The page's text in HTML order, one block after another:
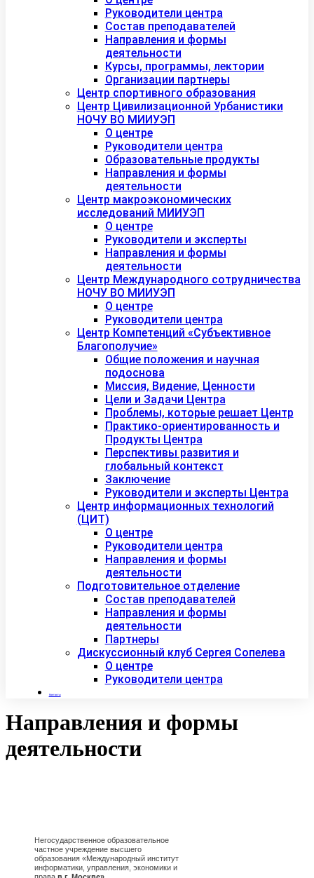
Руководители центра
Состав преподавателей
Направления и формы
деятельности
Курсы, программы, лектории
Организации партнеры
Центр спортивного образования
Центр Цивилизационной Урбанистики
НОЧУ ВО МИИУЭП
О центре
Руководители центра
Образовательные продукты
Направления и формы
деятельности
Центр макроэкономических
исследований МИИУЭП
О центре
Руководители и эксперты
Направления и формы
деятельности
Центр Международного сотрудничества
НОЧУ ВО МИИУЭП
О центре
Руководители центра
Центр Компетенций «Субъективное
Благополучие»
Общие положения и научная
подоснова
Миссия, Видение, Ценности
Цели и Задачи Центра
Проблемы, которые решает Центр
Практико-ориентированность и
Продукты Центра
Перспективы развития и
глобальный контекст
Заключение
Руководители и эксперты Центра
Центр информационных технологий
(ЦИТ)
О центре
Руководители центра
Направления и формы
деятельности
Подготовительное отделение
Состав преподавателей
Направления и формы
деятельности
Партнеры
Дискуссионный клуб Сергея Сопелева
О центре
Руководители центра
Контакты
Направления и формы
деятельности
Негосударственное образовательное
частное учреждение высшего
образования «Международный институт
информатики, управления, экономики и